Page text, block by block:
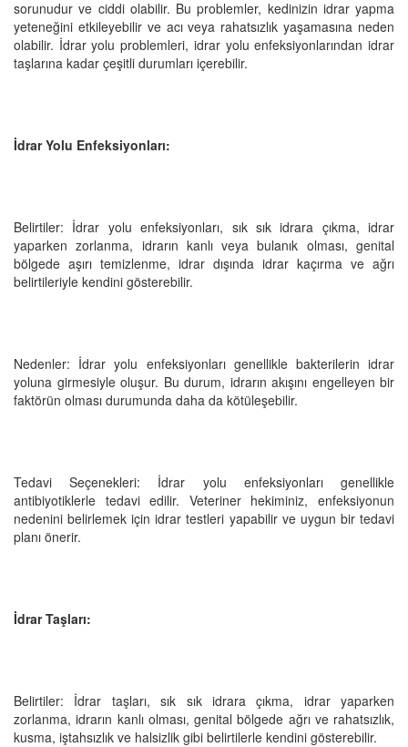
sorunudur ve ciddi olabilir. Bu problemler, kedinizin idrar yapma
yeteneğini etkileyebilir ve acı veya rahatsızlık yaşamasına neden
olabilir. İdrar yolu problemleri, idrar yolu enfeksiyonlarından idrar
taşlarına kadar çeşitli durumları içerebilir.
İdrar Yolu Enfeksiyonları:
Belirtiler: İdrar yolu enfeksiyonları, sık sık idrara çıkma, idrar
yaparken zorlanma, idrarın kanlı veya bulanık olması, genital
bölgede aşırı temizlenme, idrar dışında idrar kaçırma ve ağrı
belirtileriyle kendini gösterebilir.
Nedenler: İdrar yolu enfeksiyonları genellikle bakterilerin idrar
yoluna girmesiyle oluşur. Bu durum, idrarın akışını engelleyen bir
faktörün olması durumunda daha da kötüleşebilir.
Tedavi Seçenekleri: İdrar yolu enfeksiyonları genellikle
antibiyotiklerle tedavi edilir. Veteriner hekiminiz, enfeksiyonun
nedenini belirlemek için idrar testleri yapabilir ve uygun bir tedavi
planı önerir.
İdrar Taşları:
Belirtiler: İdrar taşları, sık sık idrara çıkma, idrar yaparken
zorlanma, idrarın kanlı olması, genital bölgede ağrı ve rahatsızlık,
kusma, iştahsızlık ve halsizlik gibi belirtilerle kendini gösterebilir.